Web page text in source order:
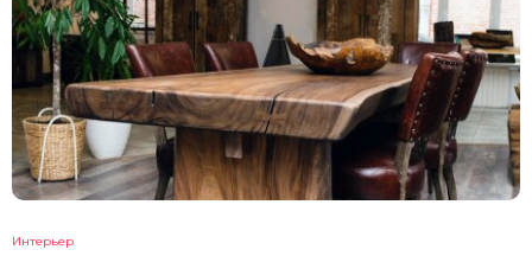
Интерьер